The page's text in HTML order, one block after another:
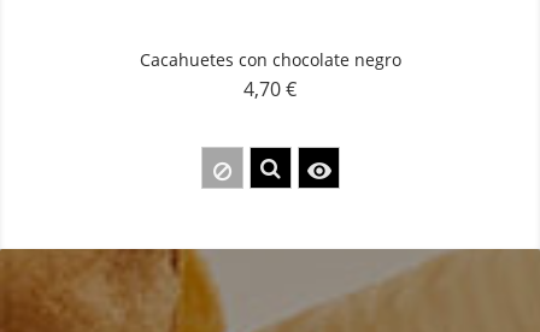
Cacahuetes con chocolate negro
Precio
4,70 €
